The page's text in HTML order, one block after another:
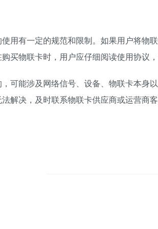
使用有一定的规范和限制。如果用户将
买物联卡时，用户应仔细阅读使用协议
可能涉及网络信号、设备、物联卡本
解决，及时联系物联卡供应商或运营商客